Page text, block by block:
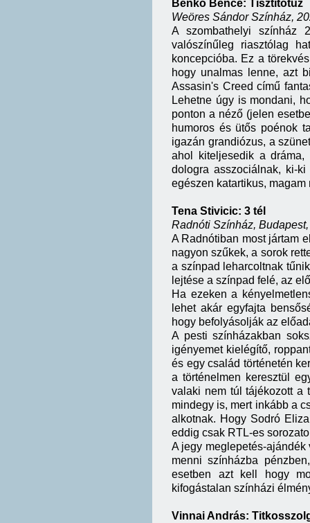
Benkó Bence: Tisztítótűz
Weöres Sándor Színház,
A szombathelyi színház
valószínűleg riasztólag
koncepcióba. Ez a
hogy unalmas lenne, azt
Assasin's Creed című
Lehetne úgy is mondani,
ponton a néző (jelen
humoros és ütős poénok
igazán grandiózus, a
ahol kiteljesedik a dráma,
dologra asszociálnak, ki-
egészen katartikus,
Tena Stivicic: 3 tél
Radnóti Színház,
A Radnótiban most jártam
nagyon szűkek, a sorok
a színpad leharcoltnak
lejtése a színpad felé, az
Ha ezeken a
lehet akár egyfajta
hogy befolyásolják az
A pesti színházakban
igényemet kielégítő,
és egy család történetén
a történelmen keresztül
valaki nem túl tájékozott a
mindegy is, mert inkább a
alkotnak. Hogy Sodró
eddig csak RTL-es
A jegy meglepetés-ajándék
menni színházba
esetben azt kell hogy
kifogástalan színházi
Vinnai András: